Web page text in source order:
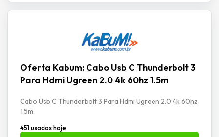
Oferta Kabum: Cabo Usb C Thunderbolt 3
Para Hdmi Ugreen 2.0 4k 60hz 1.5m
Cabo Usb C Thunderbolt 3 Para Hdmi Ugreen 2.0 4k 60hz
1.5m
451 usados hoje